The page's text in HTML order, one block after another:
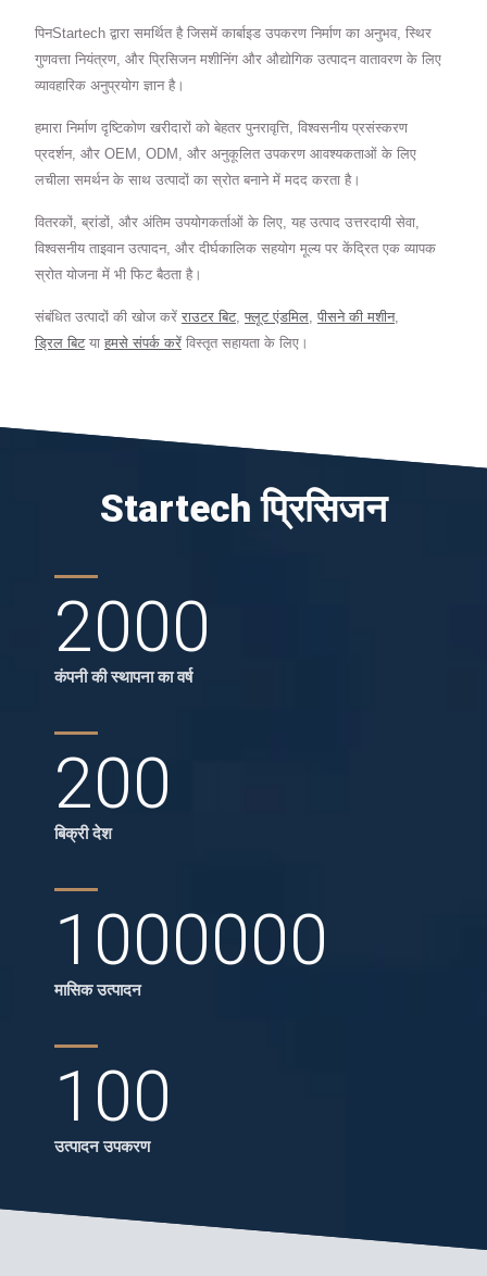
पिनStartech द्वारा समर्थित है जिसमें कार्बाइड उपकरण निर्माण का अनुभव, स्थिर
गुणवत्ता नियंत्रण, और प्रिसिजन मशीनिंग और औद्योगिक उत्पादन वातावरण के लिए
व्यावहारिक अनुप्रयोग ज्ञान है।
हमारा निर्माण दृष्टिकोण खरीदारों को बेहतर पुनरावृत्ति, विश्वसनीय प्रसंस्करण
प्रदर्शन, और OEM, ODM, और अनुकूलित उपकरण आवश्यकताओं के लिए
लचीला समर्थन के साथ उत्पादों का स्रोत बनाने में मदद करता है।
वितरकों, ब्रांडों, और अंतिम उपयोगकर्ताओं के लिए, यह उत्पाद उत्तरदायी सेवा,
विश्वसनीय ताइवान उत्पादन, और दीर्घकालिक सहयोग मूल्य पर केंद्रित एक व्यापक
स्रोत योजना में भी फिट बैठता है।
संबंधित उत्पादों की खोज करें राउटर बिट, फ्लूट एंडमिल, पीसने की मशीन,
ड्रिल बिटया हमसे संपर्क करें विस्तृत सहायता के लिए।
Startech प्रिसिजन
2000
कंपनी की स्थापना का वर्ष
200
बिक्री देश
1000000
मासिक उत्पादन
100
उत्पादन उपकरण